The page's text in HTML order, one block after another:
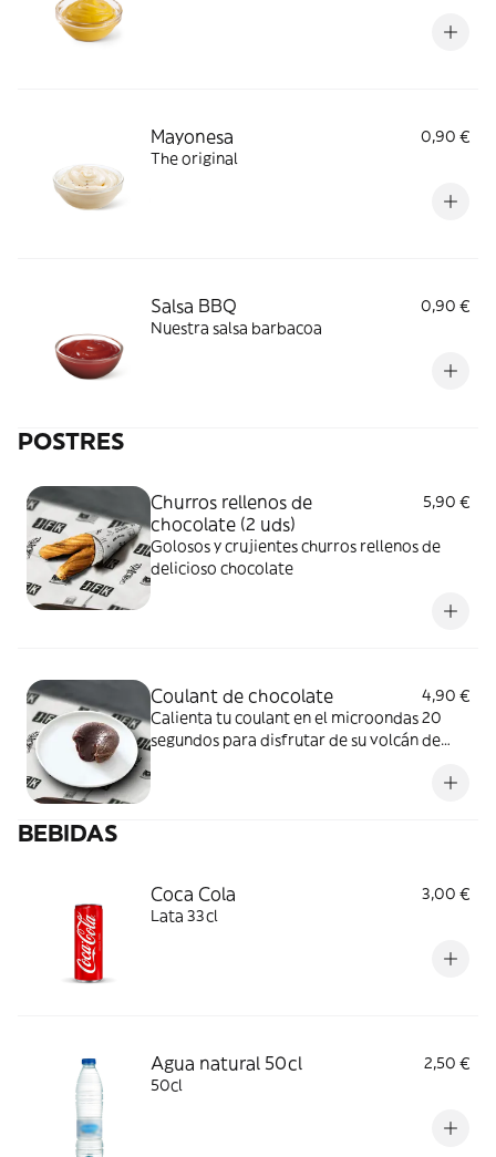
Mayonesa
0,90 €
The original
Salsa BBQ
0,90 €
Nuestra salsa barbacoa
POSTRES
Churros rellenos de
chocolate (2 uds)
5,90 €
Golosos y crujientes churros rellenos de
delicioso chocolate
Coulant de chocolate
4,90 €
Calienta tu coulant en el microondas 20
segundos para disfrutar de su volcán de
BEBIDAS
Coca Cola
3,00 €
Lata 33cl
Agua natural 50cl
2,50 €
50cl